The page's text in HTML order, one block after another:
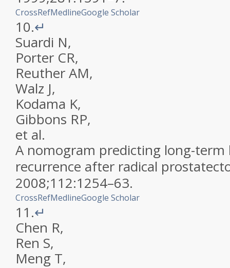
CrossRefMedlineGoogle Scholar
10.↵
Suardi N,
Porter CR,
ReutherAM,
Walz J,
Kodama K,
Gibbons RP,
et al.
A nomogram predicting long-term
recurrence after radical
2008;112:1254–63.
CrossRefMedlineGoogle Scholar
11.↵
Chen R,
Ren S,
Meng T,